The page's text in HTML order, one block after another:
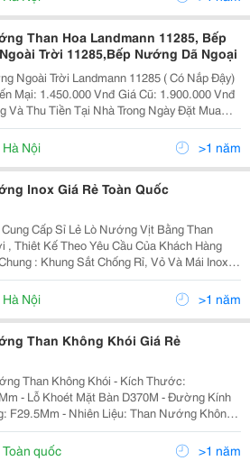
Than Hoa Landmann 11285, Bếp
Trời 11285,Bếp Nướng Dã Ngoại
Ngoài Trời Landmann 11285 ( Có Nắp Đậy)
Mại: 1.450.000 Vnđ Giá Cũ: 1.900.000 Vnđ
Và Thu Tiền Tại Nhà Trong Ngày Đặt Mua
Thông Số Chi Tiết Sản Phẩm Bếp
Hoa Ngoài Trời Chữ Nhật (Nắp Đậy) -
Hà Nội >1 năm
Inox Giá Rẻ Toàn Quốc
Cấp Sỉ Lẻ Lò Nướng Vịt Bằng Than
, Thiêt Kế Theo Yêu Cầu Của Khách Hàng
: Khung Sắt Chống Rỉ, Vỏ Và Mái Inox
Hà Nội >1 năm
Than Không Khói Giá Rẻ
Than Không Khói - Kích Thước:
- Lỗ Khoét Mặt Bàn D370M - Đường Kính
F29.5Mm - Nhiên Liệu: Than Nướng Không
An Là Đơn Vị Nhập Khẩu
Phối Các Loại Bếp Nướng Than Không Khói
Toàn quốc >1 năm